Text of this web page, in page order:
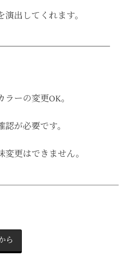
出してくれます。
ーの変更OK。
が必要です。
変更はできません。
ら